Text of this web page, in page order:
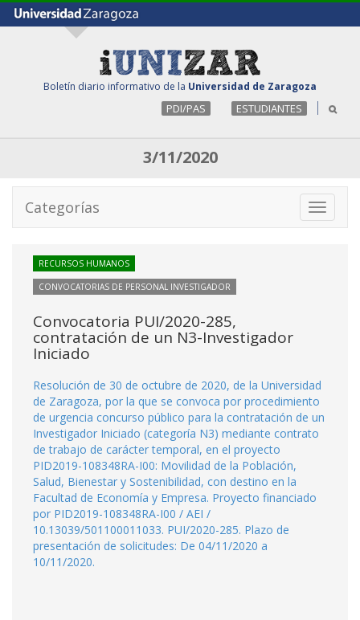
Boletín diario informativo de la Universidad de Zaragoza
PDI/PAS ESTUDIANTES
3/11/2020
Toggle
Categorías
RECURSOS HUMANOS
CONVOCATORIAS DE PERSONAL INVESTIGADOR
Convocatoria PUI/2020-285,
contratación de un N3-Investigador
Iniciado
Resolución de 30 de octubre de 2020, de la Universidad
de Zaragoza, por la que se convoca por procedimiento
de urgencia concurso público para la contratación de un
Investigador Iniciado (categoría N3) mediante contrato
de trabajo de carácter temporal, en el proyecto
PID2019-108348RA-I00: Movilidad de la Población,
Salud, Bienestar y Sostenibilidad, con destino en la
Facultad de Economía y Empresa. Proyecto financiado
por PID2019-108348RA-I00 / AEI /
10.13039/501100011033. PUI/2020-285. Plazo de
presentación de solicitudes: De 04/11/2020 a
10/11/2020.